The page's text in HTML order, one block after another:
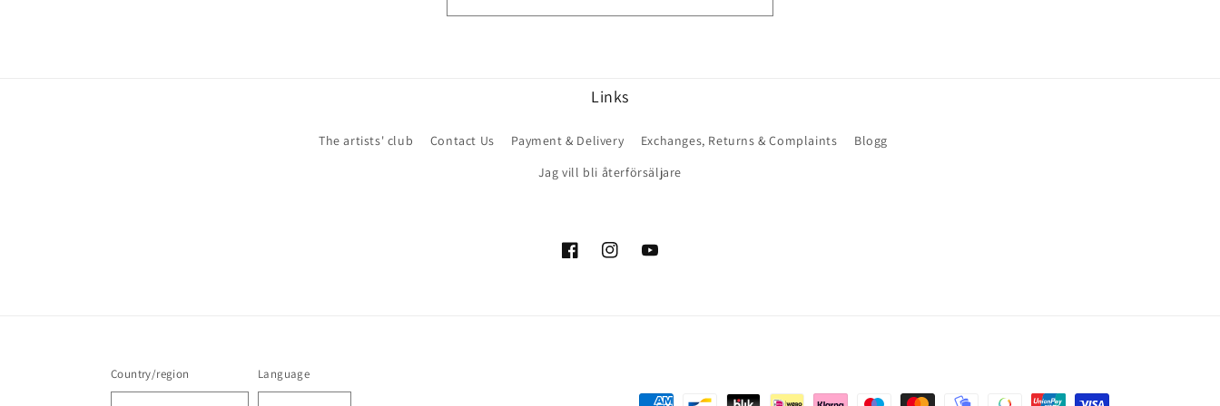
Links
The artists' club Contact Us Payment & Delivery Exchanges, Returns & Complaints
Blogg
Jag vill bli återförsäljare
FacebookInstagramYouTube
Country/region Language